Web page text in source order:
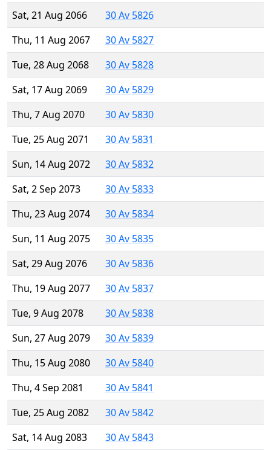
Sat, 21 Aug 2066
30 Av 5826
Thu, 11 Aug 2067
30 Av 5827
Tue, 28 Aug 2068
30 Av 5828
Sat, 17 Aug 2069
30 Av 5829
Thu, 7 Aug 2070
30 Av 5830
Tue, 25 Aug 2071
30 Av 5831
Sun, 14 Aug 2072
30 Av 5832
Sat, 2 Sep 2073
30 Av 5833
Thu, 23 Aug 2074
30 Av 5834
Sun, 11 Aug 2075
30 Av 5835
Sat, 29 Aug 2076
30 Av 5836
Thu, 19 Aug 2077
30 Av 5837
Tue, 9 Aug 2078
30 Av 5838
Sun, 27 Aug 2079
30 Av 5839
Thu, 15 Aug 2080
30 Av 5840
Thu, 4 Sep 2081
30 Av 5841
Tue, 25 Aug 2082
30 Av 5842
Sat, 14 Aug 2083
30 Av 5843